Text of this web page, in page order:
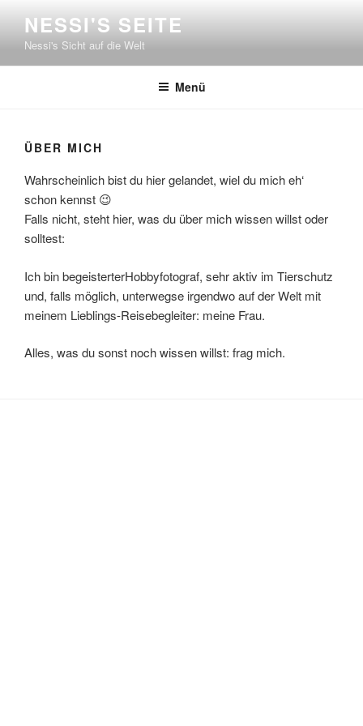
springen
NESSI'S SEITE
Nessi's Sicht auf die Welt
Menü
ÜBER MICH
Wahrscheinlich bist du hier gelandet, wiel du mich eh‘
schon kennst 😉
Falls nicht, steht hier, was du über mich wissen willst oder
solltest:
Ich bin begeisterterHobbyfotograf, sehr aktiv im Tierschutz
und, falls möglich, unterwegse irgendwo auf der Welt mit
meinem Lieblings-Reisebegleiter: meine Frau.
Alles, was du sonst noch wissen willst: frag mich.